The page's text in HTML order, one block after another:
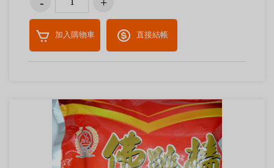
加入購物車 直接結帳